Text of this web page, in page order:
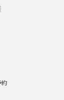
約